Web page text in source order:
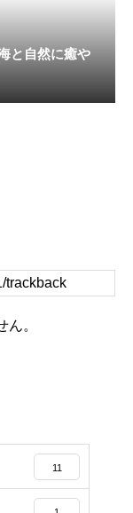
と自然に癒や
。
11